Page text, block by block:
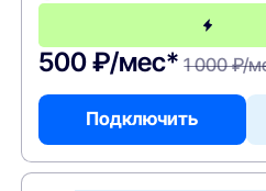
500 ₽/мес* 1 000 ₽/
Подключить